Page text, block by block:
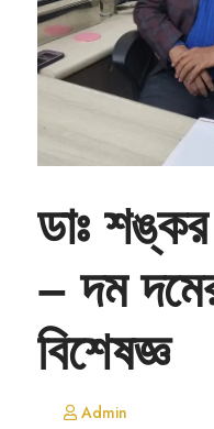
ডাঃ শঙ্কর
– দম
বিশেষজ্ঞ
Admin